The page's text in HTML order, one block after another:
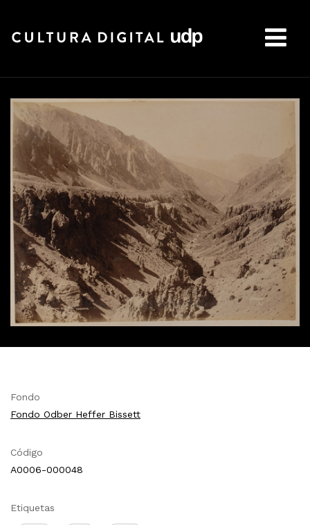
Fondo
Fondo Odber Heffer Bissett
Código
A0006-000048
Etiquetas